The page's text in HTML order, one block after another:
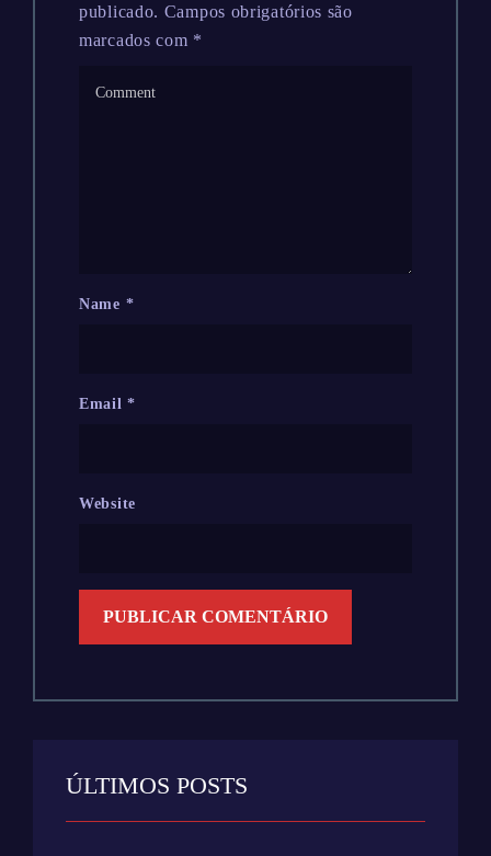
publicado. Campos obrigatórios são
marcados com *
Name *
Email*
Website
ÚLTIMOS POSTS